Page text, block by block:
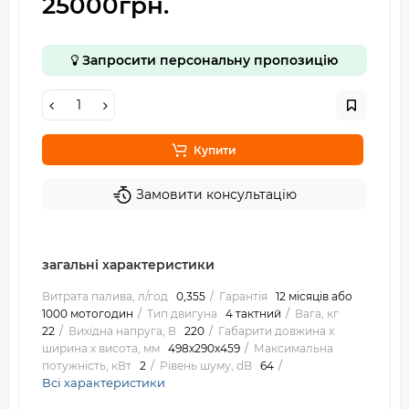
Запросити персональну пропозицію
Купити
Замовити консультацію
загальні характеристики
Витрата палива, л/год 0,355 Гарантія
12 місяців або
1000 мотогодин
Тип двигуна 4 тактний
Вага, кг
22
Вихідна напруга, В 220
Габарити довжина х
ширина х висота, мм 498х290х459
Максимальна
потужність, кВт 2 Рівень шуму, dB 64
Всі характеристики